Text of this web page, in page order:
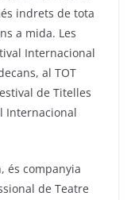
indrets de tota
a mida. Les
Internacional
al TOT
de Titelles
Internacional
és companyia
de Teatre